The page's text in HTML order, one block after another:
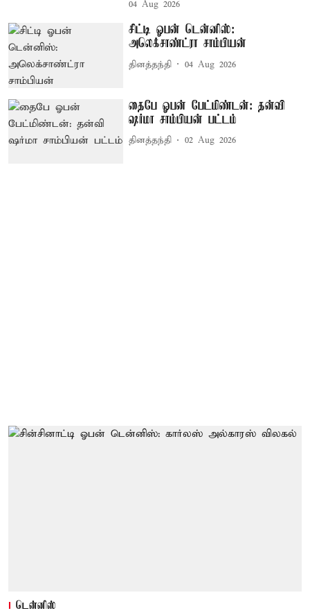
04 Aug 2026
சிட்டி ஓபன் டென்னிஸ்:
அலெக்சாண்ட்ரா சாம்பியன்
தினத்தந்தி 04 Aug 2026
தைபே ஓபன் பேட்மிண்டன்: தன்வி
ஷர்மா சாம்பியன் பட்டம்
தினத்தந்தி 02 Aug 2026
டென்னிஸ்